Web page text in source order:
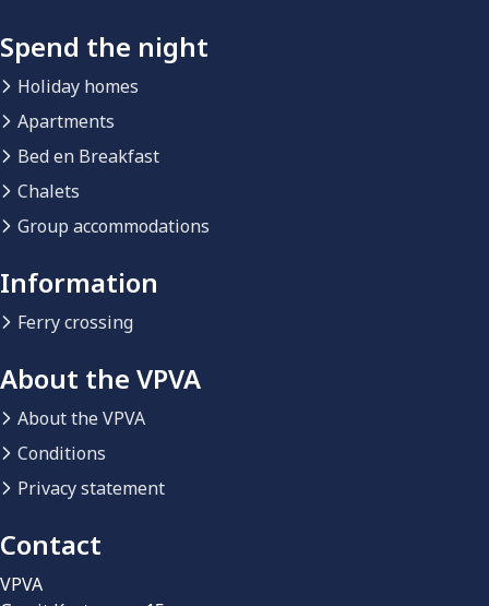
Spend the night
Holiday homes
Apartments
Bed en Breakfast
Chalets
Group accommodations
Information
Ferry crossing
About the VPVA
About the VPVA
Conditions
Privacy statement
Contact
VPVA